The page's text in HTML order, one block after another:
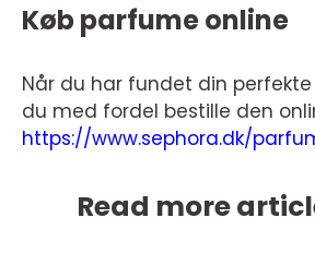
Køb parfume online
Når du har fundet din
du med fordel bestille den
https://www.sephora.dk/
Read more